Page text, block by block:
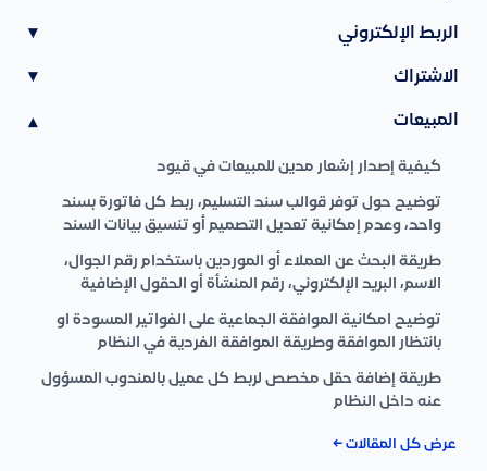
الربط الإلكتروني ▾
الاشتراك ▾
المبيعات ▾
كيفية إصدار إشعار مدين للمبيعات في قيود
توضيح حول توفر قوالب سند التسليم، ربط كل فاتورة بسند
واحد، وعدم إمكانية تعديل التصميم أو تنسيق بيانات السند
طريقة البحث عن العملاء أو الموردين باستخدام رقم الجوال،
الاسم، البريد الإلكتروني، رقم المنشأة أو الحقول الإضافية
توضيح امكانية الموافقة الجماعية على الفواتير المسودة او
بانتظار الموافقة وطريقة الموافقة الفردية في النظام
طريقة إضافة حقل مخصص لربط كل عميل بالمندوب المسؤول
عنه داخل النظام
عرض كل المقالات ←